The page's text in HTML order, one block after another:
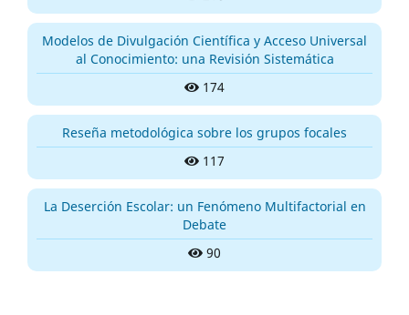
Modelos de Divulgación Científica y Acceso Universal
al Conocimiento: una Revisión Sistemática
174
Reseña metodológica sobre los grupos focales
117
La Deserción Escolar: un Fenómeno Multifactorial en
Debate
90